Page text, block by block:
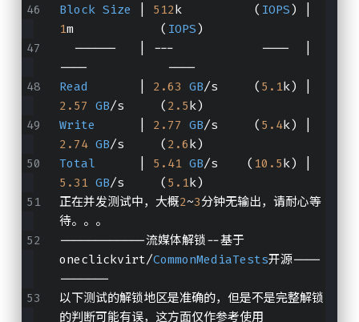
Block Size 512k          ( IOPS
1m            ( IOPS)
----           ----
Read
2.63 GB/s     ( 5.1
2.57 GB/s     ( 2.5k)
Write
2.77 GB/s     ( 5.4
2.74 GB/s     ( 2.6k)
Total
5.41 GB/s    ( 10.5
5.31 GB/s     ( 5.1k)
正在并发测试中，大概2~3分钟无输出，请耐心等
待。。。
------------流媒体解锁--基于
oneclickvirt/CommonMediaTests开源----
-------
以下测试的解锁地区是准确的，但是不是完整解锁
的判断可能有误，这方面仅作参考使用